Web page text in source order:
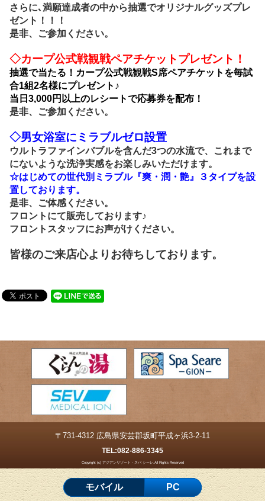
さらに､満願達成者の中から抽選でオリジナルグッズプレ
ゼント！！！
是非、ご参加ください。
◇カープ公式戦観戦ペアチケットプレゼント！
抽選で当たる！カープ公式戦観戦S席ペアチケットを毎試
合1組2名様にプレゼント♪
当日3,000円以上のレシートで応募券を配布！
是非、ご参加ください。
◇男女浴室にミラブルゼロ設置
ウルトラファインバブルを含んだ3つの水流で、これまで
にないような洗浄実感をお楽しみいただけます。
☆はじめての世代別ミラブル『爽・潤・艶』３タイプを設
置しております。
是非、ご体感ください。
フロントにて販売しております♪
フロントスタッフにお声がけください。
皆様のご来店心よりお待ちしております。
〒731-4312 広島県安芸郡坂町平成ヶ浜3-2-11
TEL:082-886-3345
Copyright (c) アジアンリゾート・スパ シーレ.All Rights Reserved
モバイル PC